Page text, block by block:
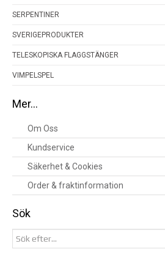
SERPENTINER
SVERIGEPRODUKTER
TELESKOPISKA FLAGGSTÄNGER
VIMPELSPEL
Mer…
Om Oss
Kundservice
Säkerhet & Cookies
Order & fraktinformation
Sök